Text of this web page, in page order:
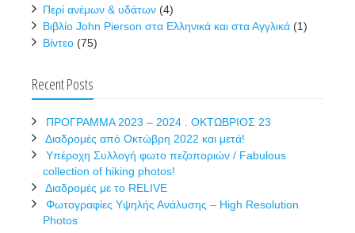
Περί ανέμων & υδάτων (4)
Βιβλίο John Pierson στα Ελληνικά και στα Αγγλικά (1)
Βίντεο (75)
Recent Posts
ΠΡΟΓΡΑΜΜΑ 2023 – 2024 . ΟΚΤΩΒΡΙΟΣ 23
Διαδρομές από Οκτώβρη 2022 και μετά!
Υπέροχη Συλλογή φωτο πεζοποριών / Fabulous
collection of hiking photos!
Διαδρομές με το RELIVE
Φωτογραφίες Υψηλής Ανάλυσης – High Resolution
Photos